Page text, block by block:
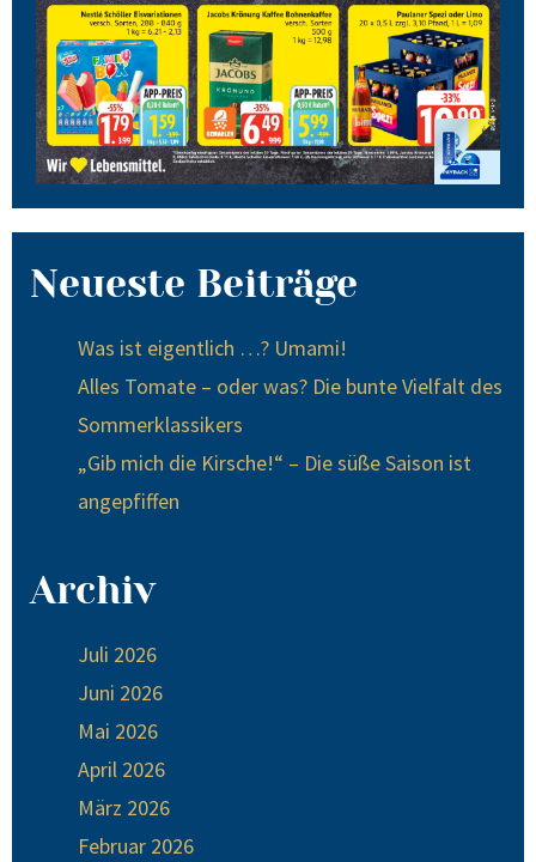
Neueste Beiträge
Was ist eigentlich …? Umami!
Alles Tomate – oder was? Die bunte Vielfalt des
Sommerklassikers
„Gib mich die Kirsche!“ – Die süße Saison ist
angepfiffen
Archiv
Juli 2026
Juni 2026
Mai 2026
April 2026
März 2026
Februar 2026